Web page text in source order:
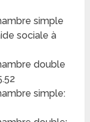
simple
sociale à
double
simple: